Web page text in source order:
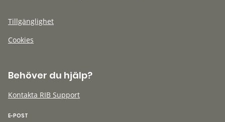
Tillgänglighet
Cookies
Behöver du hjälp?
Kontakta RIB Support
E-POST